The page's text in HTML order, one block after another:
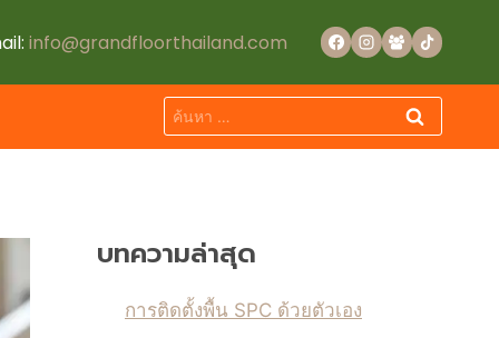
info@grandfloorthailand.com
ค้นหา
สำหรับ:
บทความล่าสุด
การติดตั้งพื้น SPC ด้วยตัวเอง